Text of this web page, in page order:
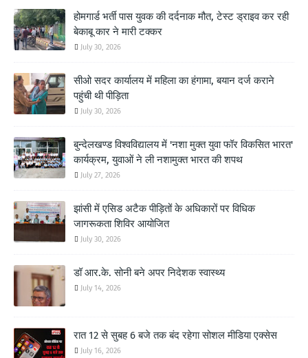
होमगार्ड भर्ती पास युवक की दर्दनाक मौत, टेस्ट ड्राइव कर रही
बेकाबू कार ने मारी टक्कर
July 30, 2026
सीओ सदर कार्यालय में महिला का हंगामा, बयान दर्ज कराने
पहुंची थी पीड़िता
July 30, 2026
बुन्देलखण्ड विश्वविद्यालय में 'नशा मुक्त युवा फॉर विकसित भारत'
कार्यक्रम, युवाओं ने ली नशामुक्त भारत की शपथ
July 27, 2026
झांसी में एसिड अटैक पीड़ितों के अधिकारों पर विधिक
जागरूकता शिविर आयोजित
July 30, 2026
डॉ आर.के. सोनी बने अपर निदेशक स्वास्थ्य
July 14, 2026
रात 12 से सुबह 6 बजे तक बंद रहेगा सोशल मीडिया एक्सेस
July 16, 2026